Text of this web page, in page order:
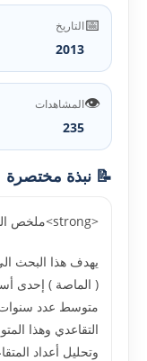
📅التاريخ
2013
👁️المشاهدات
235
📝 نبذة مختصرة
<strong>ملخص الدراسة:</strong>
يهدف هذا البحث
( الماصة ) إحدى
متوسط عدد سنوات
التقاعدي وهذا
وتحليل أعداد